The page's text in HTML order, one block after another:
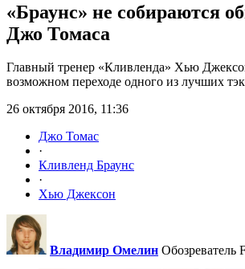
«Браунс» не собираются
Джо Томаса
Главный тренер «Кливленда» Хью
возможном переходе одного из лучших
26 октября 2016, 11:36
Джо Томас
·
Кливленд Браунс
·
Хью Джексон
Владимир Омелин Обозреватель